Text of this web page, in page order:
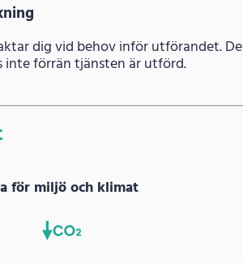
dig vid behov inför utförandet. De
inte förrän tjänsten är utförd.
för miljö och klimat